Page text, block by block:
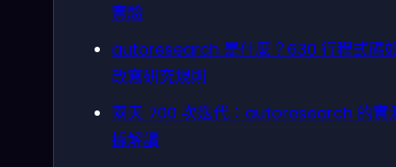
實驗
autoresearch 是什麼？630 行程式碼
改寫研究規則
兩天 700 次迭代：autoresearch 的實
據解讀